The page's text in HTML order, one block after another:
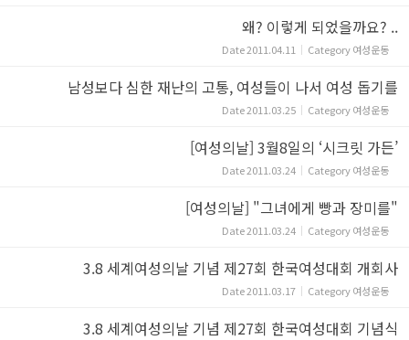
왜? 이렇게 되었을까요? ..
Date2011.04.11 Category여성운동
남성보다 심한 재난의 고통, 여성들이 나서 여성 돕기를
Date2011.03.25 Category여성운동
[여성의날] 3월8일의 ‘시크릿 가든’
Date2011.03.24 Category여성운동
[여성의날] "그녀에게 빵과 장미를"
Date2011.03.24 Category여성운동
3.8 세계여성의날 기념 제27회 한국여성대회 개회사
Date2011.03.17 Category여성운동
3.8 세계여성의날 기념 제27회 한국여성대회 기념식